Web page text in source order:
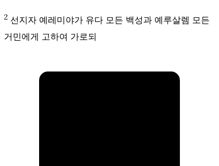
2 선지자 예레미야가 유다 모든 백성과 예루살렘 모든
거민에게 고하여 가로되